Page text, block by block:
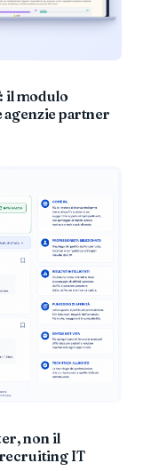
il modulo
agenzie partner
non il
recruiting IT